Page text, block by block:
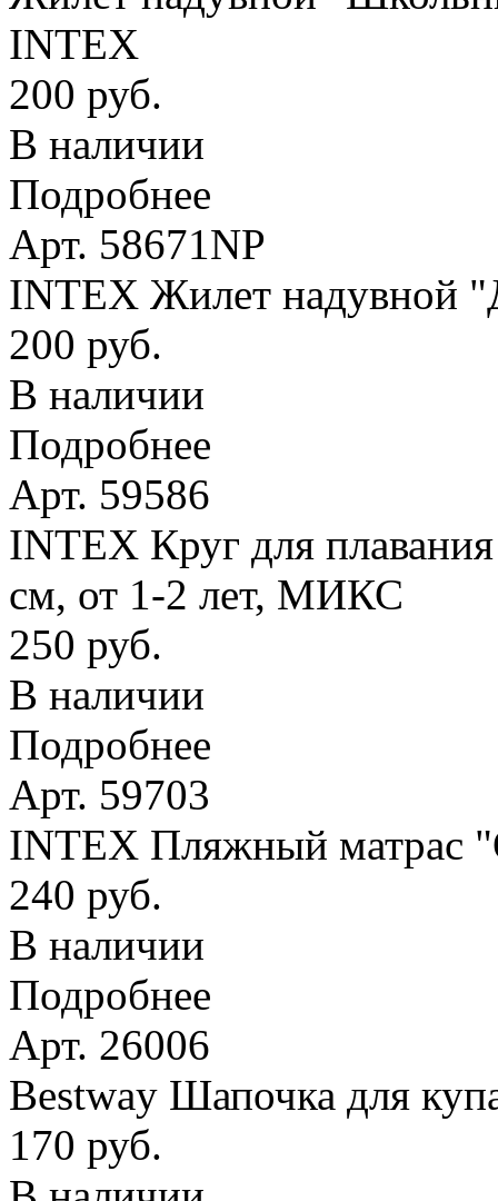
INTEX
200 руб.
В наличии
Подробнее
Арт. 58671NP
INTEX Жилет надувной
200 руб.
В наличии
Подробнее
Арт. 59586
INTEX Круг для
см, от 1-2 лет, МИКС
250 руб.
В наличии
Подробнее
Арт. 59703
INTEX Пляжный
240 руб.
В наличии
Подробнее
Арт. 26006
Bestway Шапочка для
170 руб.